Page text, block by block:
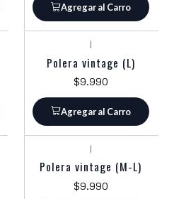
Agregar al Carro
|
Polera vintage (L)
$9.990
Agregar al Carro
|
Polera vintage (M-L)
$9.990